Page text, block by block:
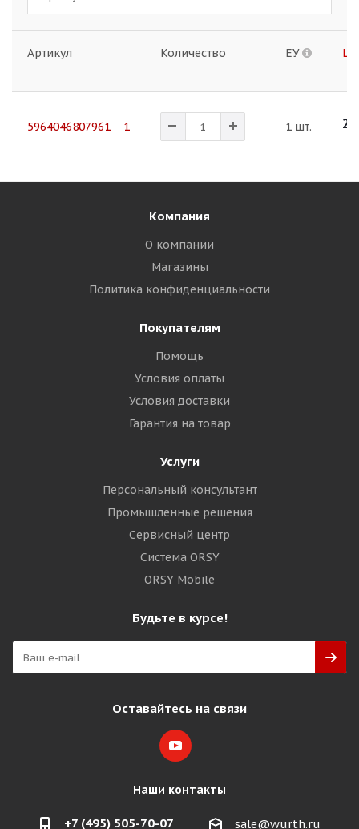
Артикул Количество ЕУ
5964046807961 1 1 шт.
Компания
О компании
Магазины
Политика конфиденциальности
Покупателям
Помощь
Условия оплаты
Условия доставки
Гарантия на товар
Услуги
Персональный консультант
Промышленные решения
Сервисный центр
Система ORSY
ORSY Mobile
Будьте в курсе!
Оставайтесь на связи
Наши контакты
+7 (495) 505-70-07 sale@wurth.ru